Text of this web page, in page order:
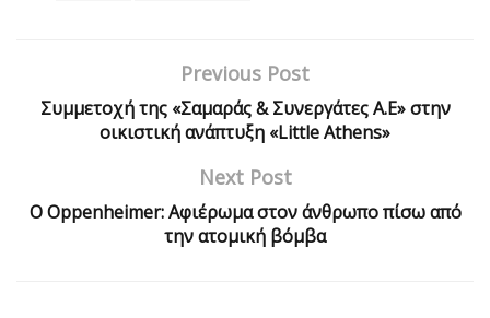
Previous Post
Συμμετοχή της «Σαμαράς & Συνεργάτες Α.Ε» στην
οικιστική ανάπτυξη «Little Athens»
Next Post
Ο Oppenheimer: Αφιέρωμα στον άνθρωπο πίσω από
την ατομική βόμβα